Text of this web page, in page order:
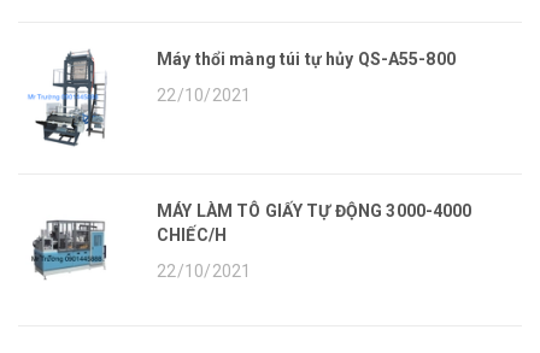
Máy thổi màng túi tự hủy QS-A55-800
22/10/2021
MÁY LÀM TÔ GIẤY TỰ ĐỘNG 3000-4000
CHIẾC/H
22/10/2021